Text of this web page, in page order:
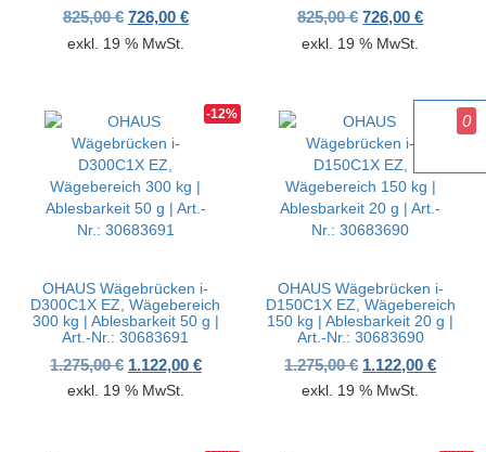
825,00€ Ursprünglicher Preis war: 825,00 €
726,00 €Aktueller Preis ist: 726,00 €.
exkl. 19 % MwSt.
825,00€ Ursprünglicher
726,00€
exkl. 19 % MwSt.
-12%
OHAUS Wägebrücken i-
D300C1X EZ, Wägebereich
300 kg | Ablesbarkeit 50 g |
Art.-Nr.: 30683691
1.275,00€ Ursprünglicher Preis war: 1.275,00 €
1.122,00 €Aktueller Preis ist: 1.122,00 €.
exkl. 19 % MwSt.
-12%
OHAUS Wägebrücken i-
D150C1X EZ, Wägebereich
150 kg | Ablesbarkeit 20 g |
Art.-Nr.: 30683690
1.275,00€ Ursprünglicher
1.122,00€
exkl. 19 % MwSt.
0